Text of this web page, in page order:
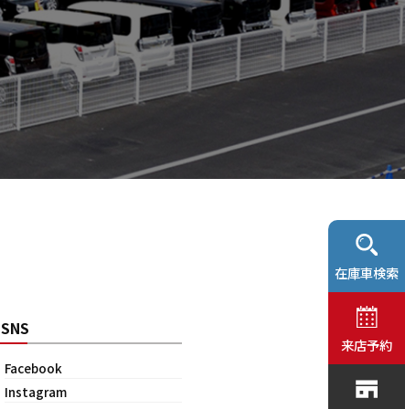
在庫車検索
来店予約
SNS
Facebook
Instagram